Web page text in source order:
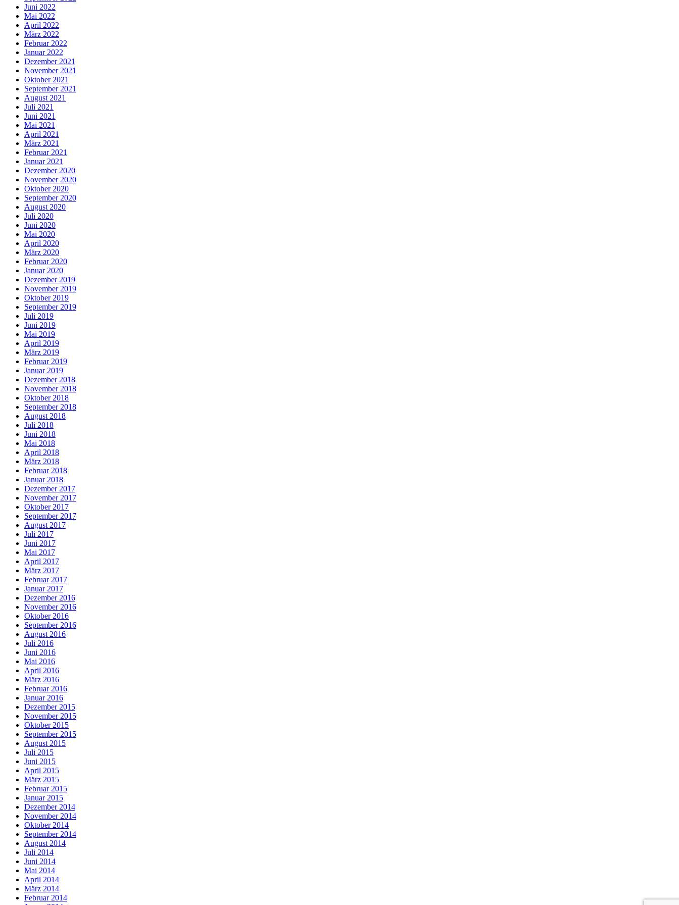
Juni 2022
Mai 2022
April 2022
März 2022
Februar 2022
Januar 2022
Dezember 2021
November 2021
Oktober 2021
September 2021
August 2021
Juli 2021
Juni 2021
Mai 2021
April 2021
März 2021
Februar 2021
Januar 2021
Dezember 2020
November 2020
Oktober 2020
September 2020
August 2020
Juli 2020
Juni 2020
Mai 2020
April 2020
März 2020
Februar 2020
Januar 2020
Dezember 2019
November 2019
Oktober 2019
September 2019
Juli 2019
Juni 2019
Mai 2019
April 2019
März 2019
Februar 2019
Januar 2019
Dezember 2018
November 2018
Oktober 2018
September 2018
August 2018
Juli 2018
Juni 2018
Mai 2018
April 2018
März 2018
Februar 2018
Januar 2018
Dezember 2017
November 2017
Oktober 2017
September 2017
August 2017
Juli 2017
Juni 2017
Mai 2017
April 2017
März 2017
Februar 2017
Januar 2017
Dezember 2016
November 2016
Oktober 2016
September 2016
August 2016
Juli 2016
Juni 2016
Mai 2016
April 2016
März 2016
Februar 2016
Januar 2016
Dezember 2015
November 2015
Oktober 2015
September 2015
August 2015
Juli 2015
Juni 2015
April 2015
März 2015
Februar 2015
Januar 2015
Dezember 2014
November 2014
Oktober 2014
September 2014
August 2014
Juli 2014
Juni 2014
Mai 2014
April 2014
März 2014
Februar 2014